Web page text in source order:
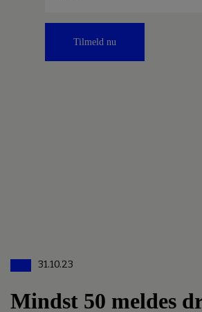
Tilmeld nu
31.10.23
Mindst 50 meldes